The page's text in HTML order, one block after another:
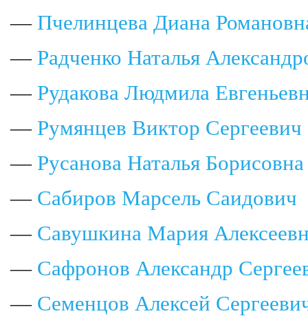
— Пчелинцева Диана
— Радченко Наталья
— Рудакова Людмила
— Румянцев Виктор Сергеевич
— Русанова Наталья Борисовна
— Сабиров Марсель Саидович
— Савушкина Мария
— Сафронов Александр
— Семенцов Алексей